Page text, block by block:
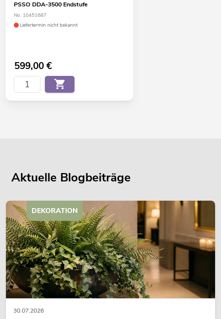
PSSO DDA-3500 Endstufe
No. 10451687
Liefertermin nicht bekannt
599,00€
Aktuelle Blogbeiträge
30.07.2026
DEKORATION